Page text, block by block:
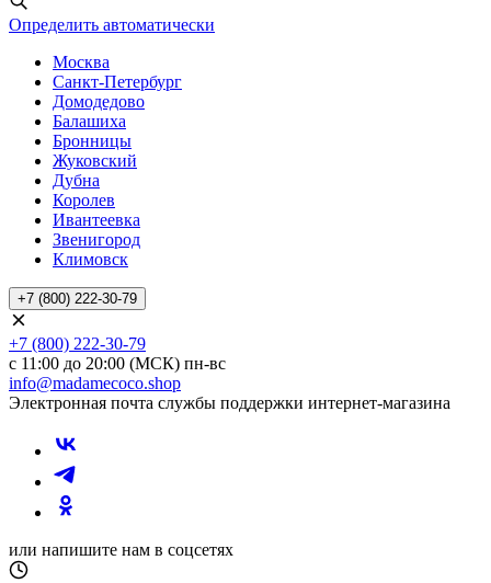
Определить автоматически
Москва
Санкт-Петербург
Домодедово
Балашиха
Бронницы
Жуковский
Дубна
Королев
Ивантеевка
Звенигород
Климовск
+7 (800) 222-30-79
+7 (800) 222-30-79
с 11:00 до 20:00 (МСК) пн-вс
info@madamecoco.shop
Электронная почта службы поддержки интернет-магазина
или напишите нам в соцсетях